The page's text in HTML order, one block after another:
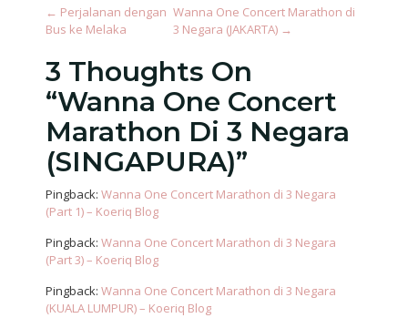
Post Navigation
← Perjalanan dengan
Bus ke Melaka
Wanna One Concert Marathon di
3 Negara (JAKARTA) →
3 Thoughts On
“Wanna One Concert
Marathon Di 3 Negara
(SINGAPURA)”
Pingback: Wanna One Concert Marathon di 3 Negara
(Part 1) – Koeriq Blog
Pingback: Wanna One Concert Marathon di 3 Negara
(Part 3) – Koeriq Blog
Pingback: Wanna One Concert Marathon di 3 Negara
(KUALA LUMPUR) – Koeriq Blog